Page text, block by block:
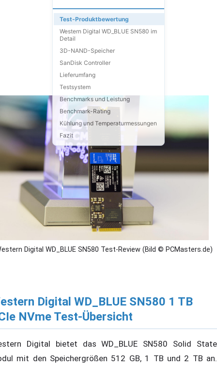
Test-Produktbewertung
Western Digital WD_BLUE SN580 im
Detail
3D-NAND-Speicher
SanDisk Controller
Lieferumfang
Testsystem
Benchmarks und Leistung
Benchmark-Rating
Kühlung und Temperaturmessungen
Fazit
Digital WD_BLUE SN580 Test-Review (Bild © PCMasters.de)
Digital WD_BLUE SN580 1 TB
NVme Test-Übersicht
Digital bietet das WD_BLUE SN580 Solid State
mit den Speichergrößen 512 GB, 1 TB und 2 TB an.